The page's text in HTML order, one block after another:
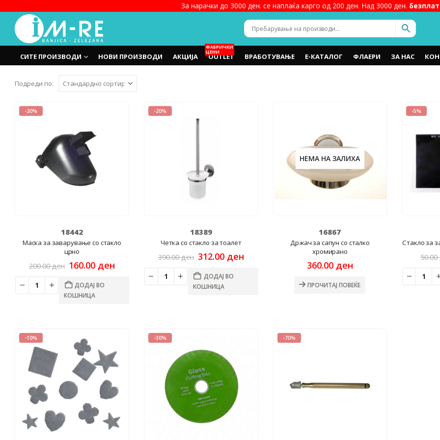
За нарачки до 3000 ден. се наплаќа карго од 200 ден. Над 3000 ден.
СИТЕ ПРОИЗВОДИ НОВИ ПРОИЗВОДИ АКЦИЈА OUTLET
ФАБРИЧКИ
ЦЕНИ
ВРАБОТУВАЊЕ Е-КАТАЛОГ ФЛАЕРИ ЗА НАС
Подреди по:
-20%
18442
Маска за заварување со стакло
црно
200.00ден Original
was:
200.00 ден.
160.00 денCurrent
ДОДАЈ ВО
КОШНИЦА
-20%
18389
Четка со стакло за тоалет
390.00ден Original
was:
390.00 ден.
312.00 денCurrent
ДОДАЈ ВО
КОШНИЦА
НЕМА НА ЗАЛИХА
16867
Држач за сапун со сталко
хромирано
360.00 ден
ПРОЧИТАЈ ПОВЕЌЕ
-5%
Стакло за
50.00
-10% -30% -70%